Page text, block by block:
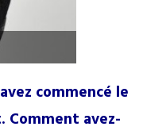
commencé le
Comment avez-